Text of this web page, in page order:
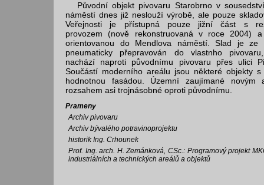
Původní objekt pivovaru Starobrno v
náměstí dnes již neslouží výrobě, ale pouze
Veřejnosti je přístupná pouze jižní část s
provozem (nově rekonstruovaná v roce 2004)
orientovanou do Mendlova náměstí. Slad je ze
pneumaticky přepravován do vlastnho
nachází naproti původnímu pivovaru přes ulici
Součástí moderního areálu jsou některé objekty s
hodnotnou fasádou. Územní zaujímané novým
rozsahem asi trojnásobné oproti původnímu.
Prameny
Archiv pivovaru
Archiv bývalého potravinoprojektu
historik Ing. Crhounek
Prof. Ing. arch. H. Zemánková, CSc.: Programový projekt
industriálních a technických areálů a objektů